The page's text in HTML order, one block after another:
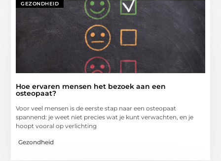
GEZONDHEID
Hoe ervaren mensen het bezoek aan een
osteopaat?
Voor veel mensen is de eerste stap naar een osteopaat
spannend: je weet niet precies wat je kunt verwachten, en je
hoopt vooral op verlichting
Gezondheid